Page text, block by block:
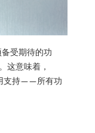
受期待的功
这意味着，
支持——所有功